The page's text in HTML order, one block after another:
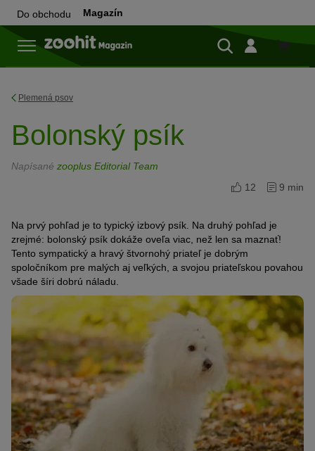
Do obchodu Magazín
Do
Plemená psov
Bolonský psík
Napísané zooplus Editorial Team
12
9 min
Na prvý pohľad je to typický izbový psík . Na druhý pohľad je
zrejmé: bolonský psík dokáže oveľa viac, než len sa maznať!
Tento sympatický a hravý štvornohý priateľ je dobrým
spoločníkom pre malých aj veľkých a svojou priateľskou povahou
všade šíri dobrú náladu.